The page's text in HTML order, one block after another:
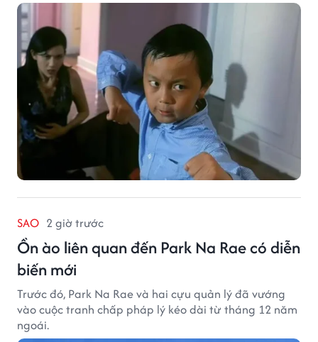
sở trường võ thuật.
SAO 2 giờ trước
Ồn ào liên quan đến Park Na Rae có diễn
biến mới
Trước đó, Park Na Rae và hai cựu quản lý đã vướng
vào cuộc tranh chấp pháp lý kéo dài từ tháng 12 năm
ngoái.